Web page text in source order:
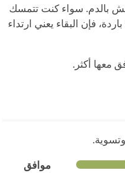
بالدم. سواء كنت تتمسك
فإن البقاء يعني ارتداء
موافق